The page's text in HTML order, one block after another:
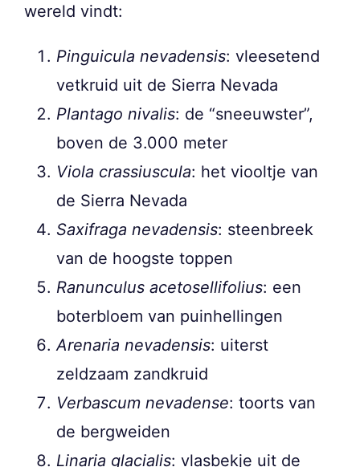
wereld vindt:
Pinguicula nevadensis: vleesetend
vetkruid uit de Sierra Nevada
Plantago nivalis: de “sneeuwster”,
boven de 3.000 meter
Viola crassiuscula: het viooltje van
de Sierra Nevada
Saxifraga nevadensis: steenbreek
van de hoogste toppen
Ranunculus acetosellifolius: een
boterbloem van puinhellingen
Arenaria nevadensis: uiterst
zeldzaam zandkruid
Verbascum nevadense: toorts van
de bergweiden
Linaria glacialis: vlasbekje uit de